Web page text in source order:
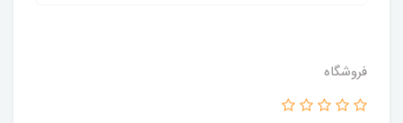
فروشگاه